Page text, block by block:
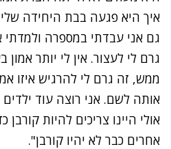
איך היא פגעה בבת היחידה
גם אני עבדתי במספרה
גרם לי לעצור. אין לי יותר
ממש, זה גרם לי להרגיש איזו
אותה לשם. אני רוצה עוד
אולי היינו צריכים להיות קורבן
אחרים כבר לא יהיו קורבן".